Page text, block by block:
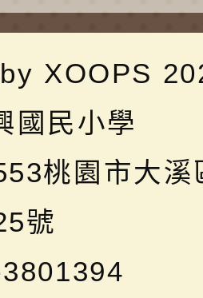
XOOPS
國民小學
桃園市大溪
號
3801394